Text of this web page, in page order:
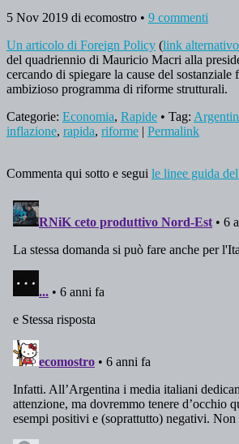
5 Nov 2019 di ecomostro • 9 commenti
Un articolo di Foreign Policy (link alternativo
del quadriennio di Mauricio Macri alla
cercando di spiegare la cause del
ambizioso programma di riforme strutturali.
Categorie: Economia, Rapide • Tag:
inflazione, rapida, riforme | Permalink
Commenta qui sotto e segui le linee guida